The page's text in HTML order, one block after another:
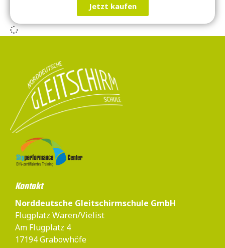
Jetzt kaufen
Kontakt
Norddeutsche Gleitschirmschule GmbH
Flugplatz Waren/Vielist
Am Flugplatz 4
17194 Grabowhöfe